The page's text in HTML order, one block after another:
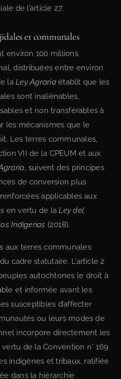
de l’article 27.
et communales
environ 100 millions
distribuées entre environ
laLey Agrariaétablit que les
sont inaliénables,
et non transférables à
les mécanismes que le
Les terres communales,
VII de la CPEUM et aux
, suivent des principes
de conversion plus
applicables aux
en vertu de laLey del
Indígenas (2018).
aux terres communales
cadre statutaire. L’article 2
autochtones le droit à
et informée avant les
susceptibles d’affecter
ou leurs modes de
incorpore directement les
de la Convention n° 169
indigènes et tribaux, ratifiée
dans la hiérarchie